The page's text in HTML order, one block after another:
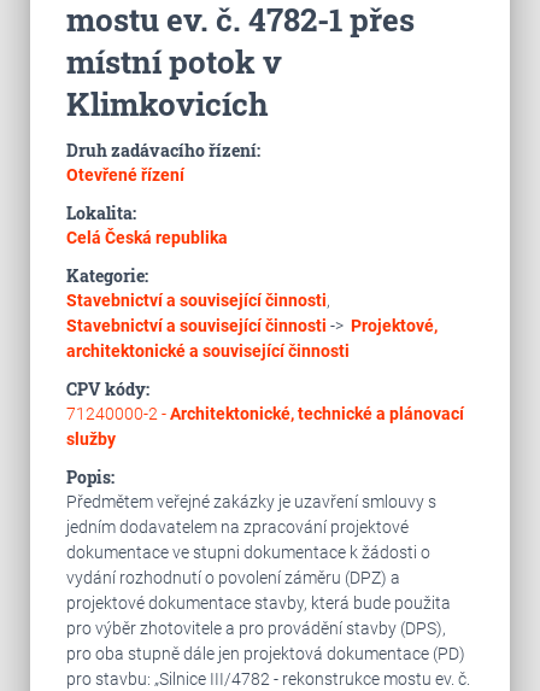
mostu ev. č. 4782-1 přes
místní potok v
Klimkovicích
Druh zadávacího řízení:
Otevřené řízení
Lokalita:
Celá Česká republika
Kategorie:
Stavebnictví a související činnosti,
Stavebnictví a související činnosti -> Projektové,
architektonické a související činnosti
CPV kódy:
71240000-2 -Architektonické, technické a plánovací
služby
Popis:
Předmětem veřejné zakázky je uzavření smlouvy s
jedním dodavatelem na zpracování projektové
dokumentace ve stupni dokumentace k žádosti o
vydání rozhodnutí o povolení záměru (DPZ) a
projektové dokumentace stavby, která bude použita
pro výběr zhotovitele a pro provádění stavby (DPS),
pro oba stupně dále jen projektová dokumentace (PD)
pro stavbu: „Silnice III/4782 - rekonstrukce mostu ev. č.